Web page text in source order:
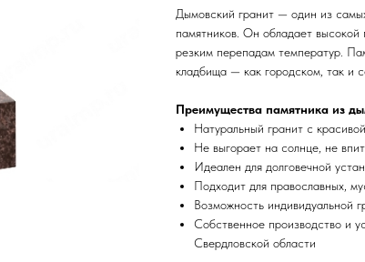
Дымовский гранит — один из
памятников. Он обладает
резким перепадам температур.
кладбища — как городском, так и
Преимущества памятника из
Натуральный гранит с
Не выгорает на солнце, не
Идеален для долговечной
Подходит для православных,
Возможность индивидуальной
Собственное производство и
Свердловской области